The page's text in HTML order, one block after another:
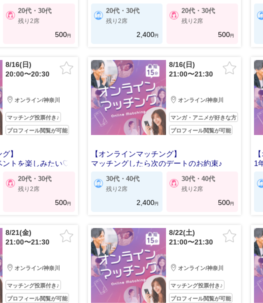
20代・30代
残り2席
500円
20代・30代
残り2席
2,400円
20代・30代
残り2席
500円
8/16(日)
20:00〜20:30
オンライン/神奈川
マッチング投票付き♪
プロフィール閲覧が可能
】
トを楽しみたい♡
20代・30代
残り2席
500円
8/16(日)
21:00〜21:30
オンライン/神奈川
マンガ・アニメが好きな方
プロフィール閲覧が可能
【オンラインマッチング】
マッチングしたら次のデートのお約束♪
30代・40代
残り2席
2,400円
30代・40代
残り2席
500円
1
8/21(金)
21:00〜21:30
オンライン/神奈川
マッチング投票付き♪
プロフィール閲覧が可能
8/22(土)
21:00〜21:30
オンライン/神奈川
マッチング投票付き♪
プロフィール閲覧が可能